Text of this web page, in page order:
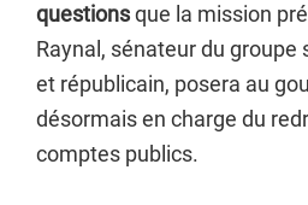
questionsque la mission
Raynal, sénateur du groupe
et républicain, posera au
désormais en charge du
comptes publics.